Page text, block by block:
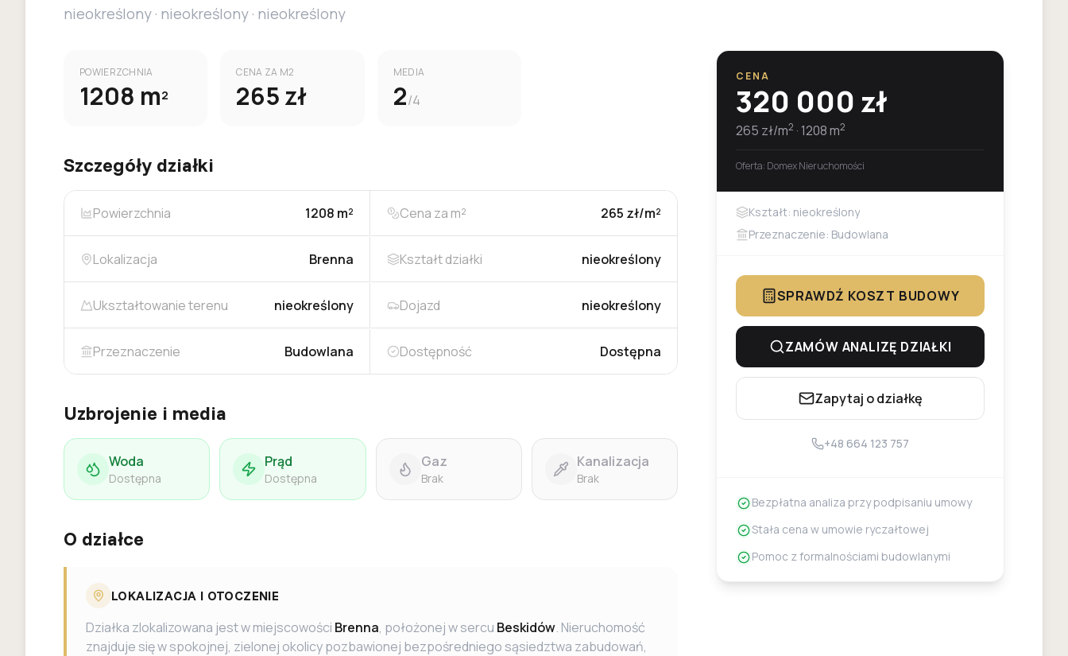
nieokreślony · nieokreślony · nieokreślony
POWIERZCHNIA
1208 m2
CENA ZA M2
265zł
MEDIA
2/4
Szczegóły działki
Powierzchnia 1208 m² Cena za m² 265 zł/m²
Lokalizacja Brenna Kształt działki nieokreślony
Ukształtowanie terenu nieokreślony Dojazd nieokreślony
Przeznaczenie Budowlana Dostępność Dostępna
Uzbrojenie i media
Woda
Dostępna
Prąd
Dostępna
Gaz
Brak
Kanalizacja
Brak
O działce
LOKALIZACJA I OTOCZENIE
Działka zlokalizowana jest w miejscowości Brenna, położonej w sercu Beskidów. Nieruchomość
znajduje się w spokojnej, zielonej okolicy pozbawionej bezpośredniego sąsiedztwa zabudowań,
CENA
320 000 zł
265 zł/m2 · 1208m2
Oferta: Domex Nieruchomości
Kształt: nieokreślony
Przeznaczenie: Budowlana
SPRAWDŹ KOSZT BUDOWY
ZAMÓW ANALIZĘ DZIAŁKI
Zapytaj o działkę
+48 664 123 757
Bezpłatna analiza przy podpisaniu umowy
Stała cena w umowie ryczałtowej
Pomoc z formalnościami budowlanymi